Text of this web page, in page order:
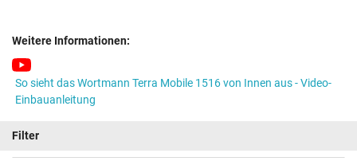
Weitere Informationen:
So sieht das Wortmann Terra Mobile 1516 von Innen aus - Video-
Einbauanleitung
Filter